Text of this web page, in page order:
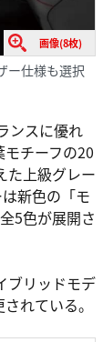
画像(8枚)
ー仕様も選択
ンスに優れ
チーフの20
た上級グレー
新色の「モ
5色が展開さ
ブリッドモデ
れている。